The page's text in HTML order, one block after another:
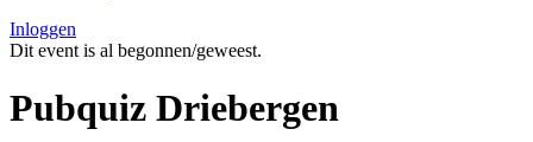
Inloggen
Dit event is al begonnen/geweest.
Pubquiz Driebergen